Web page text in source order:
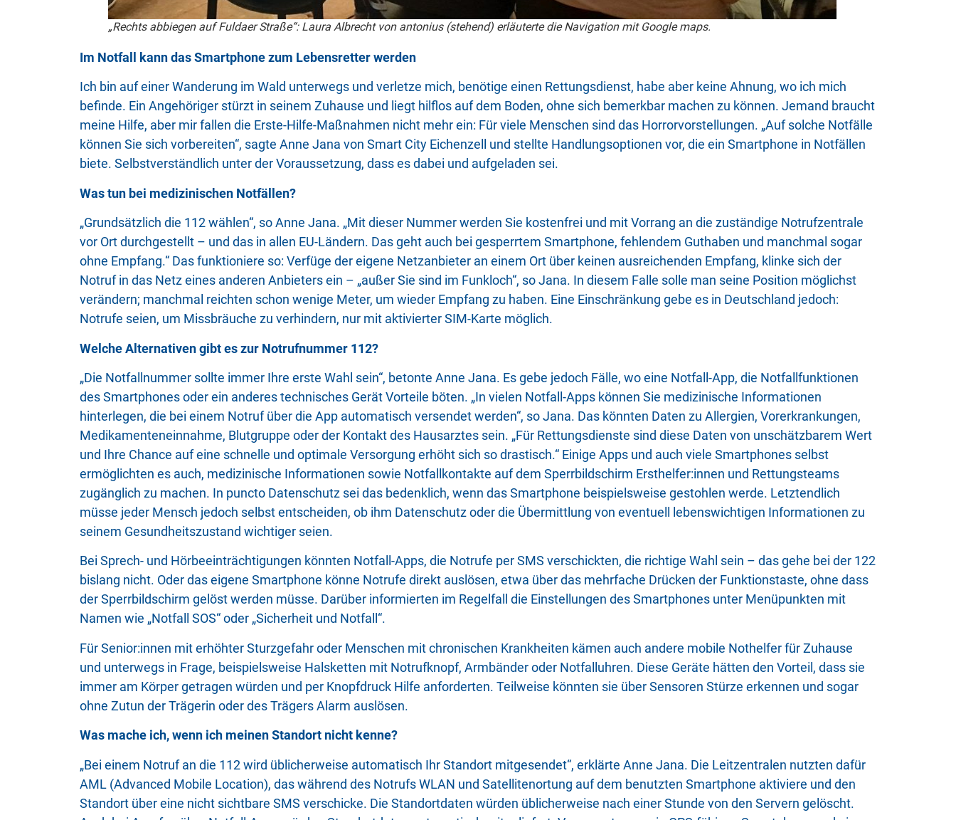
„Rechts abbiegen auf Fuldaer Straße“: Laura Albrecht von antonius (stehend) erläuterte die Navigation mit Google maps.
Im Notfall kann das Smartphone zum Lebensretter werden
Ich bin auf einer Wanderung im Wald unterwegs und verletze mich, benötige einen Rettungsdienst, habe aber keine Ahnung, wo ich mich
befinde. Ein Angehöriger stürzt in seinem Zuhause und liegt hilflos auf dem Boden, ohne sich bemerkbar machen zu können. Jemand braucht
meine Hilfe, aber mir fallen die Erste-Hilfe-Maßnahmen nicht mehr ein: Für viele Menschen sind das Horrorvorstellungen. „Auf solche Notfälle
können Sie sich vorbereiten“, sagte Anne Jana von Smart City Eichenzell und stellte Handlungsoptionen vor, die ein Smartphone in Notfällen
biete. Selbstverständlich unter der Voraussetzung, dass es dabei und aufgeladen sei.
Was tun bei medizinischen Notfällen?
„Grundsätzlich die 112 wählen“, so Anne Jana. „Mit dieser Nummer werden Sie kostenfrei und mit Vorrang an die zuständige Notrufzentrale
vor Ort durchgestellt – und das in allen EU-Ländern. Das geht auch bei gesperrtem Smartphone, fehlendem Guthaben und manchmal sogar
ohne Empfang.“ Das funktioniere so: Verfüge der eigene Netzanbieter an einem Ort über keinen ausreichenden Empfang, klinke sich der
Notruf in das Netz eines anderen Anbieters ein – „außer Sie sind im Funkloch“, so Jana. In diesem Falle solle man seine Position möglichst
verändern; manchmal reichten schon wenige Meter, um wieder Empfang zu haben. Eine Einschränkung gebe es in Deutschland jedoch:
Notrufe seien, um Missbräuche zu verhindern, nur mit aktivierter SIM-Karte möglich.
Welche Alternativen gibt es zur Notrufnummer 112?
„Die Notfallnummer sollte immer Ihre erste Wahl sein“, betonte Anne Jana. Es gebe jedoch Fälle, wo eine Notfall-App, die Notfallfunktionen
des Smartphones oder ein anderes technisches Gerät Vorteile böten. „In vielen Notfall-Apps können Sie medizinische Informationen
hinterlegen, die bei einem Notruf über die App automatisch versendet werden“, so Jana. Das könnten Daten zu Allergien, Vorerkrankungen,
Medikamenteneinnahme, Blutgruppe oder der Kontakt des Hausarztes sein. „Für Rettungsdienste sind diese Daten von unschätzbarem Wert
und Ihre Chance auf eine schnelle und optimale Versorgung erhöht sich so drastisch.“ Einige Apps und auch viele Smartphones selbst
ermöglichten es auch, medizinische Informationen sowie Notfallkontakte auf dem Sperrbildschirm Ersthelfer:innen und Rettungsteams
zugänglich zu machen. In puncto Datenschutz sei das bedenklich, wenn das Smartphone beispielsweise gestohlen werde. Letztendlich
müsse jeder Mensch jedoch selbst entscheiden, ob ihm Datenschutz oder die Übermittlung von eventuell lebenswichtigen Informationen zu
seinem Gesundheitszustand wichtiger seien.
Bei Sprech- und Hörbeeinträchtigungen könnten Notfall-Apps, die Notrufe per SMS verschickten, die richtige Wahl sein – das gehe bei der 122
bislang nicht. Oder das eigene Smartphone könne Notrufe direkt auslösen, etwa über das mehrfache Drücken der Funktionstaste, ohne dass
der Sperrbildschirm gelöst werden müsse. Darüber informierten im Regelfall die Einstellungen des Smartphones unter Menüpunkten mit
Namen wie „Notfall SOS“ oder „Sicherheit und Notfall“.
Für Senior:innen mit erhöhter Sturzgefahr oder Menschen mit chronischen Krankheiten kämen auch andere mobile Nothelfer für Zuhause
und unterwegs in Frage, beispielsweise Halsketten mit Notrufknopf, Armbänder oder Notfalluhren. Diese Geräte hätten den Vorteil, dass sie
immer am Körper getragen würden und per Knopfdruck Hilfe anforderten. Teilweise könnten sie über Sensoren Stürze erkennen und sogar
ohne Zutun der Trägerin oder des Trägers Alarm auslösen.
Was mache ich, wenn ich meinen Standort nicht kenne?
„Bei einem Notruf an die 112 wird üblicherweise automatisch Ihr Standort mitgesendet“, erklärte Anne Jana. Die Leitzentralen nutzten dafür
AML (Advanced Mobile Location), das während des Notrufs WLAN und Satellitenortung auf dem benutzten Smartphone aktiviere und den
Standort über eine nicht sichtbare SMS verschicke. Die Standortdaten würden üblicherweise nach einer Stunde von den Servern gelöscht.